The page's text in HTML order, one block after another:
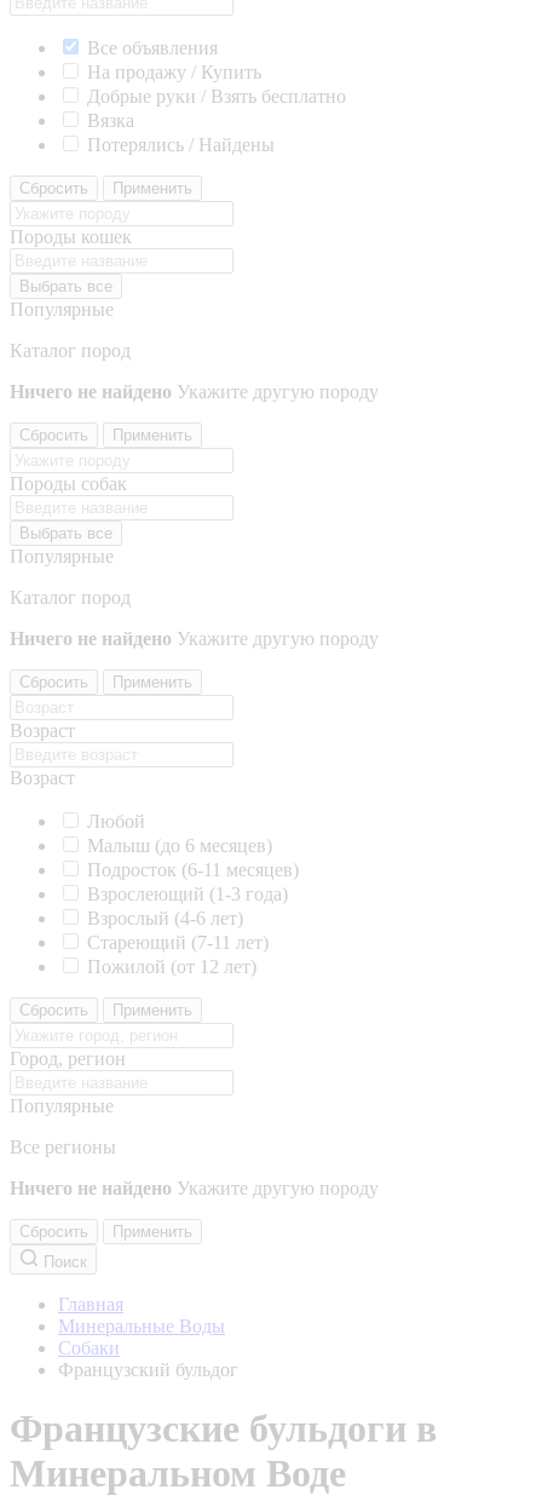
Все объявления
На продажу / Купить
Добрые руки / Взять бесплатно
Вязка
Потерялись / Найдены
Сбросить Применить
Породы кошек
Выбрать все
Популярные
Каталог пород
Ничего не найдено Укажите другую породу
Сбросить Применить
Породы собак
Выбрать все
Популярные
Каталог пород
Ничего не найдено Укажите другую породу
Сбросить Применить
Возраст
Возраст
Любой
Малыш (до 6 месяцев)
Подросток (6-11 месяцев)
Взрослеющий (1-3 года)
Взрослый (4-6 лет)
Стареющий (7-11 лет)
Пожилой (от 12 лет)
Сбросить Применить
Город, регион
Популярные
Все регионы
Ничего не найдено Укажите другую породу
Сбросить
Применить
Поиск
Главная
Минеральные Воды
Собаки
Французский бульдог
Французские бульдоги в
Минеральном Воде